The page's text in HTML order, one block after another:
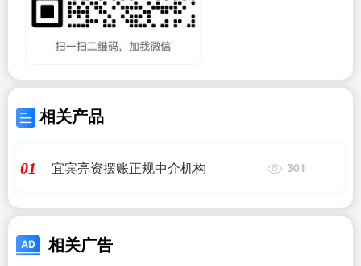
相关产品
01 宜宾亮资摆账正规中介机构 301
相关广告